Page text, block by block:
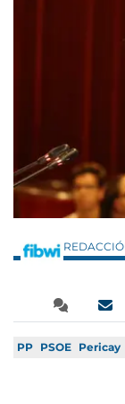
PP PSOE Pericay